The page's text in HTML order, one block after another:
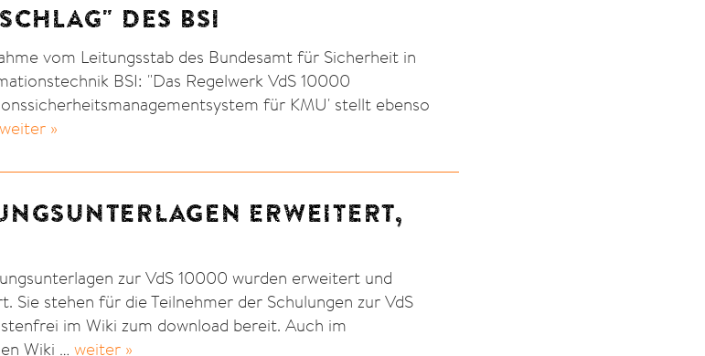
DES BSI
vom Leitungsstab des Bundesamt für Sicherheit in
BSI: "Das Regelwerk VdS 10000
für KMU' stellt ebenso
weiter »
ERWEITERT,
zur VdS 10000 wurden erweitert und
Sie stehen für die Teilnehmer der Schulungen zur VdS
im Wiki zum download bereit. Auch im
Wiki …weiter »